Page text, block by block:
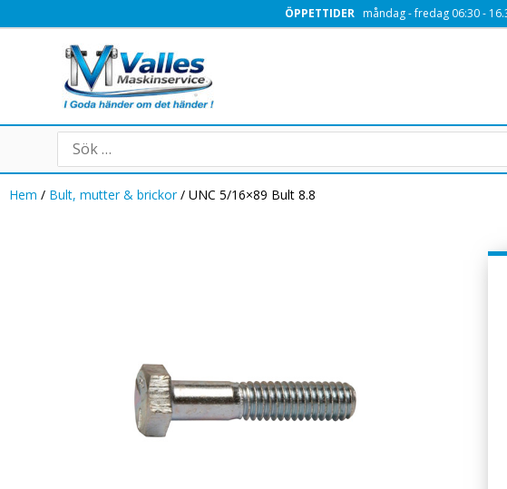
till
ÖPPETTIDER måndag - fredag 06:30 -
Search
for:
Hem / Bult, mutter & brickor/ UNC 5/16×89 Bult 8.8